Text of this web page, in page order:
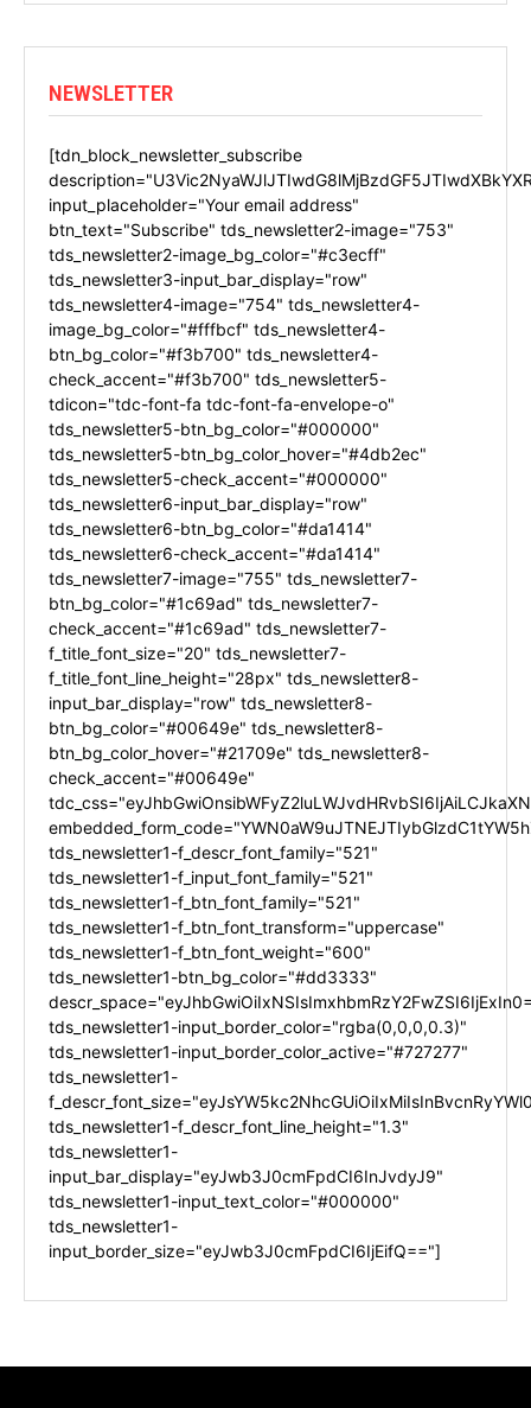
NEWSLETTER
[tdn_block_newsletter_subscribe
input_placeholder="Your email address"
btn_text="Subscribe" tds_newsletter2-image="753"
tds_newsletter2-image_bg_color="#c3ecff"
tds_newsletter3-input_bar_display="row"
tds_newsletter4-image="754" tds_newsletter4-
image_bg_color="#fffbcf" tds_newsletter4-
btn_bg_color="#f3b700" tds_newsletter4-
check_accent="#f3b700" tds_newsletter5-
tdicon="tdc-font-fa tdc-font-fa-envelope-o"
tds_newsletter5-btn_bg_color="#000000"
tds_newsletter5-btn_bg_color_hover="#4db2ec"
tds_newsletter5-check_accent="#000000"
tds_newsletter6-input_bar_display="row"
tds_newsletter6-btn_bg_color="#da1414"
tds_newsletter6-check_accent="#da1414"
tds_newsletter7-image="755" tds_newsletter7-
btn_bg_color="#1c69ad" tds_newsletter7-
check_accent="#1c69ad" tds_newsletter7-
f_title_font_size="20" tds_newsletter7-
f_title_font_line_height="28px" tds_newsletter8-
input_bar_display="row" tds_newsletter8-
btn_bg_color="#00649e" tds_newsletter8-
btn_bg_color_hover="#21709e" tds_newsletter8-
check_accent="#00649e"
tds_newsletter1-f_descr_font_family="521"
tds_newsletter1-f_input_font_family="521"
tds_newsletter1-f_btn_font_family="521"
tds_newsletter1-f_btn_font_transform="uppercase"
tds_newsletter1-f_btn_font_weight="600"
tds_newsletter1-btn_bg_color="#dd3333"
tds_newsletter1-input_border_color="rgba(0,0,0,0.3)"
tds_newsletter1-input_border_color_active="#727277"
tds_newsletter1-
tds_newsletter1-f_descr_font_line_height="1.3"
tds_newsletter1-
input_bar_display="eyJwb3J0cmFpdCI6InJvdyJ9"
tds_newsletter1-input_text_color="#000000"
tds_newsletter1-
input_border_size="eyJwb3J0cmFpdCI6IjEifQ=="]